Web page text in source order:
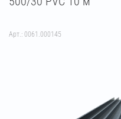
Арт.: 0061.000145